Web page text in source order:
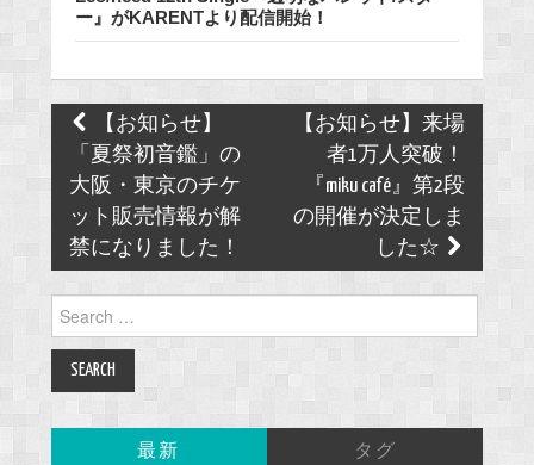
ー』がKARENTより配信開始！
Post
navigation
【お知らせ】
「夏祭初音鑑」の
大阪・東京のチケ
ット販売情報が解
禁になりました！
【お知らせ】来場
者1万人突破！
『miku café』第2段
の開催が決定しま
した☆
for:
最新 タグ